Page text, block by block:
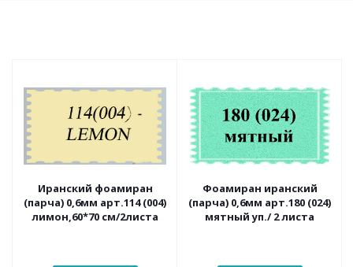
Иранский фоамиран
(парча) 0,6мм арт.114 (004)
лимон,60*70 см/2листа
Фоамиран иранский
(парча) 0,6мм арт.180 (024)
мятный уп./ 2 листа